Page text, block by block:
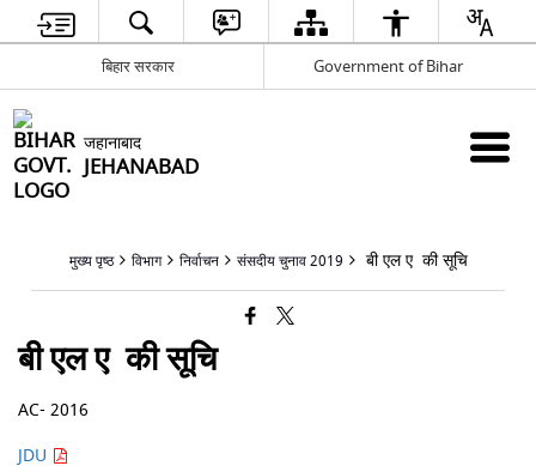
बिहार सरकार Government of Bihar
जहानाबाद
JEHANABAD
मुख्य पृष्ठ विभाग निर्वाचन संसदीय चुनाव 2019 बी एल ए की सूचि
बी एल ए की सूचि
AC- 2016
JDU